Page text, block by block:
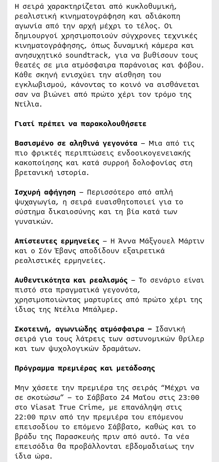
Η σειρά χαρακτηρίζεται από κυκλοθυμική,
ρεαλιστική κινηματογράφηση και αδιάκοπη
αγωνία από την αρχή μέχρι το τέλος. Οι
δημιουργοί χρησιμοποιούν σύγχρονες τεχνικές
κινηματογράφησης, όπως δυναμική κάμερα και
ανησυχητικό soundtrack, για να βυθίσουν τους
θεατές σε μια ατμόσφαιρα παράνοιας και φόβου.
Κάθε σκηνή ενισχύει την αίσθηση του
εγκλωβισμού, κάνοντας το κοινό να αισθάνεται
σαν να βιώνει από πρώτο χέρι τον τρόμο της
Ντίλια.
Γιατί πρέπει να παρακολουθήσετε
Βασισμένο σε αληθινά γεγονότα – Μια από τις
πιο φρικτές περιπτώσεις ενδοοικογενειακής
κακοποίησης και κατά συρροή δολοφονίας στη
βρετανική ιστορία.
Ισχυρή αφήγηση – Περισσότερο από απλή
ψυχαγωγία, η σειρά ευαισθητοποιεί για το
σύστημα δικαιοσύνης και τη βία κατά των
γυναικών.
Απίστευτες ερμηνείες – Η Άννα Μάξγουελ Μάρτιν
και ο Σόν Έβανς αποδίδουν εξαιρετικά
ρεαλιστικές ερμηνείες.
Αυθεντικότητα και ρεαλισμός – Το σενάριο είναι
πιστό στα πραγματικά γεγονότα,
χρησιμοποιώντας μαρτυρίες από πρώτο χέρι της
ίδιας της Ντέλια Μπάλμερ.
Σκοτεινή, αγωνιώδης ατμόσφαιρα – Ιδανική
σειρά για τους λάτρεις των αστυνομικών θρίλερ
και των ψυχολογικών δραμάτων.
Πρόγραμμα πρεμιέρας και μετάδοσης
Μην χάσετε την πρεμιέρα της σειράς “Μέχρι να
σε σκοτώσω” – το Σάββατο 24 Μαΐου στις 23:00
στο Viasat True Crime, με επανάληψη στις
22:00 πριν από την πρεμιέρα του επόμενου
επεισοδίου το επόμενο Σάββατο, καθώς και το
βράδυ της Παρασκευής πριν από αυτό. Τα νέα
επεισόδια θα προβάλλονται εβδομαδιαίως την
ίδια ώρα.